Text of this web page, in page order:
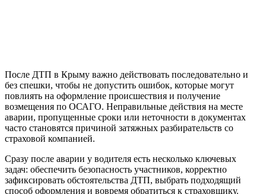
После ДТП в Крыму важно действовать последовательно и
без спешки, чтобы не допустить ошибок, которые могут
повлиять на оформление происшествия и получение
возмещения по ОСАГО. Неправильные действия на месте
аварии, пропущенные сроки или неточности в документах
часто становятся причиной затяжных разбирательств со
страховой компанией.
Сразу после аварии у водителя есть несколько ключевых
задач: обеспечить безопасность участников, корректно
зафиксировать обстоятельства ДТП, выбрать подходящий
способ оформления и вовремя обратиться к страховщику.